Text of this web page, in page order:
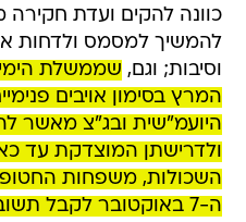
כוונה להקים ועדת חקירה
להמשיך למסמס ולדחות
וסיבות; וגם, שממשלת
המרץ בסימון אויבים
היועמ"שית ובג"צ מאשר
ולדרישתן המוצדקת עד
השכולות, משפחות
ה-7 באוקטובר לקבל